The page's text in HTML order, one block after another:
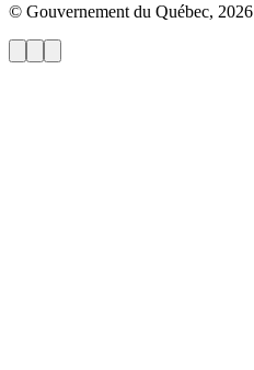
© Gouvernement du Québec, 2026